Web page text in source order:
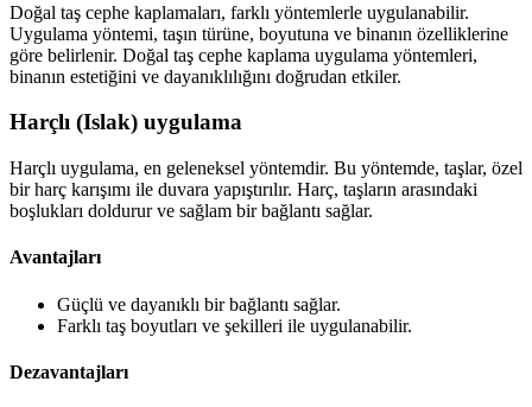
Doğal taş cephe kaplamaları, farklı yöntemlerle uygulanabilir.
Uygulama yöntemi, taşın türüne, boyutuna ve binanın özelliklerine
göre belirlenir. Doğal taş cephe kaplama uygulama yöntemleri,
binanın estetiğini ve dayanıklılığını doğrudan etkiler.
Harçlı (Islak) uygulama
Harçlı uygulama, en geleneksel yöntemdir. Bu yöntemde, taşlar, özel
bir harç karışımı ile duvara yapıştırılır. Harç, taşların arasındaki
boşlukları doldurur ve sağlam bir bağlantı sağlar.
Avantajları
Güçlü ve dayanıklı bir bağlantı sağlar.
Farklı taş boyutları ve şekilleri ile uygulanabilir.
Dezavantajları